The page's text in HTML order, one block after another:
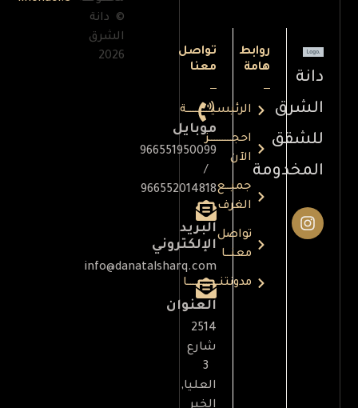
دانة
الشرق
للشقق
المخدومة
روابط
هامة
الرئيسيـــــــــــــــة
احجــــــــــــــز
الآن
جميـــع
الغرف
تواصل
معنـــا
مدونتنــــــــــــــــــــا
تواصل
معنا
موبايل
966551950099
/
966552014818
البريد
الإلكتروني
info@danatalsharq.com
العنوان
2514
شارع
3
العليا,
الخبر
© دانة
الشرق
2026